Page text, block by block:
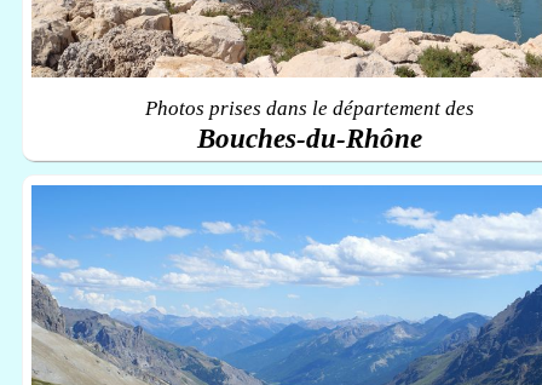
Photos prises dans le département des
Bouches-du-Rhône